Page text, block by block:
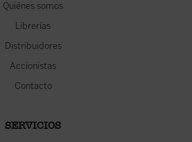
Quiénes somos
Librerías
Distribuidores
Accionistas
Contacto
SERVICIOS